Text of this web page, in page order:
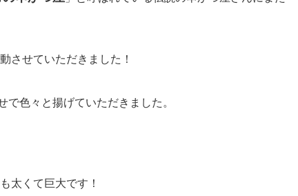
させていただきました！
で色々と揚げていただきました。
太くて巨大です！